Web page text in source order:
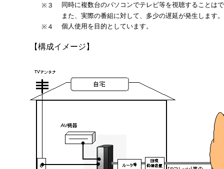
※３
同時に複数台のパソコンでテレビ等を視聴することは
また、実際の番組に対して、多少の遅延が発生します。
※４
個人使用を目的としています。
【構成イメージ】